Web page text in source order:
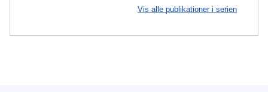
Vis alle publikationer i serien